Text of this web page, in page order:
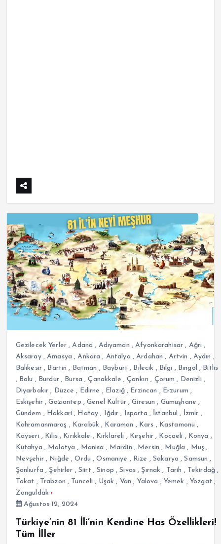
Gezilecek Yerler,Adana , Adıyaman ,Afyonkarahisar , Ağrı ,
Aksaray,Amasya ,Ankara , Antalya ,Ardahan , Artvin , Aydın ,
Balıkesir, Bartın , Batman , Bayburt , Bilecik , Bilgi , Bingöl , Bitlis
, Bolu , Burdur, Bursa ,Çanakkale ,Çankırı , Çorum , Denizli ,
Diyarbakır , Düzce , Edirne , Elazığ, Erzincan , Erzurum ,
Eskişehir,Gaziantep ,Genel Kültür,Giresun , Gümüşhane ,
Gündem , Hakkari , Hatay , Iğdır , Isparta , İstanbul , İzmir ,
Kahramanmaraş , Karabük , Karaman , Kars , Kastamonu ,
Kayseri , Kilis, Kırıkkale , Kırklareli , Kırşehir, Kocaeli , Konya ,
Kütahya , Malatya , Manisa , Mardin , Mersin , Muğla , Muş ,
Nevşehir, Niğde ,Ordu ,Osmaniye , Rize ,Sakarya ,Samsun ,
Şanlıurfa , Şehirler , Siirt ,Sinop ,Sivas , Şırnak , Tarih , Tekirdağ ,
Tokat , Trabzon , Tunceli , Uşak , Van , Yalova , Yemek ,Yozgat ,
Zonguldak
Ağustos 12, 2024
Türkiye’nin 81 İli’nin Kendine Has Özellikleri!
Tüm İller